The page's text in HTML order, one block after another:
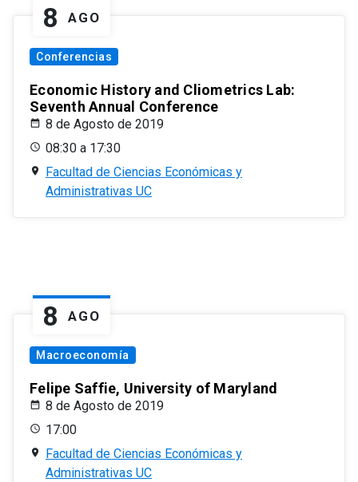
8 AGO
Conferencias
Economic History and Cliometrics Lab:
Seventh Annual Conference
8 de Agosto de 2019
08:30 a 17:30
Facultad de Ciencias Económicas y
Administrativas UC
8 AGO
Macroeconomía
Felipe Saffie, University of Maryland
8 de Agosto de 2019
17:00
Facultad de Ciencias Económicas y
Administrativas UC